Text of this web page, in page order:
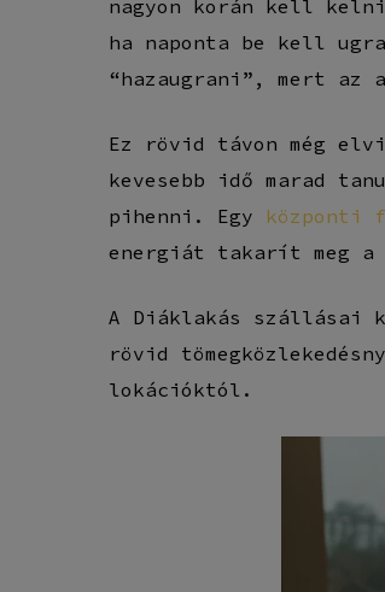
nagyon korán kell
ha naponta be kell
“hazaugrani”, mert az
Ez rövid távon még
kevesebb idő marad
pihenni. Egy központi
energiát takarít meg a
A Diáklakás szállásai
rövid
lokációktól.